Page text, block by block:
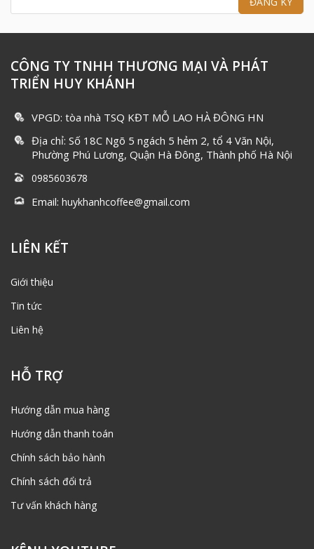
CÔNG TY TNHH THƯƠNG MẠI VÀ PHÁT
TRIỂN HUY KHÁNH
VPGD: tòa nhà TSQ KĐT MỖ LAO HÀ ĐÔNG HN
Địa chỉ: Số 18C Ngõ 5 ngách 5 hẻm 2, tổ 4 Văn Nội,
Phường Phú Lương, Quận Hà Đông, Thành phố Hà Nội
0985603678
Email: huykhanhcoffee@gmail.com
LIÊN KẾT
Giới thiệu
Tin tức
Liên hệ
HỖ TRỢ
Hướng dẫn mua hàng
Hướng dẫn thanh toán
Chính sách bảo hành
Chính sách đổi trả
Tư vấn khách hàng